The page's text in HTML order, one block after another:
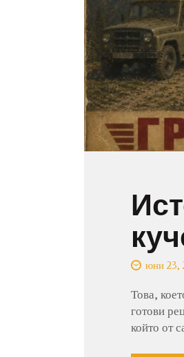
юни 23,
Това,
готови
който от